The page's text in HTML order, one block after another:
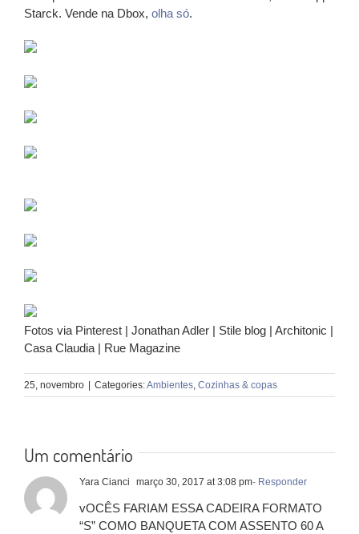
Starck. Vende na Dbox, olha só.
Fotos via Pinterest | Jonathan Adler | Stile blog | Architonic |
Casa Claudia | Rue Magazine
25, novembro Categories:Ambientes, Cozinhas & copas
Um comentário
Yara Cianci março 30, 2017 at 3:08 pm- Responder
vOCÊS FARIAM ESSA CADEIRA FORMATO
“S” COMO BANQUETA COM ASSENTO 60 A